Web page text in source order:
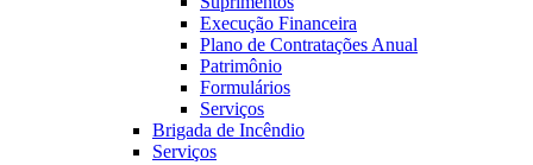
Execução Financeira
Plano de Contratações Anual
Patrimônio
Formulários
Serviços
Brigada de Incêndio
Serviços